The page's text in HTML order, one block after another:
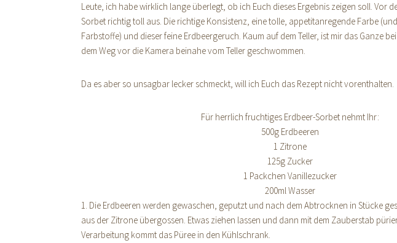
Leute, ich habe wirklich lange überlegt, ob ich Euch dieses Ergebnis zeigen soll. Vor
Sorbet richtig toll aus. Die richtige Konsistenz, eine tolle, appetitanregende Farbe
Farbstoffe) und dieser feine Erdbeergeruch. Kaum auf dem Teller, ist mir das Ganze
dem Weg vor die Kamera beinahe vom Teller geschwommen.
Da es aber so unsagbar lecker schmeckt, will ich Euch das Rezept nicht vorenthalten.
Für herrlich fruchtiges Erdbeer-Sorbet nehmt Ihr:
500g Erdbeeren
1 Zitrone
125g Zucker
1 Packchen Vanillezucker
200ml Wasser
1. Die Erdbeeren werden gewaschen, geputzt und nach dem Abtrocknen in Stücke
aus der Zitrone übergossen. Etwas ziehen lassen und dann mit dem Zauberstab
Verarbeitung kommt das Püree in den Kühlschrank.